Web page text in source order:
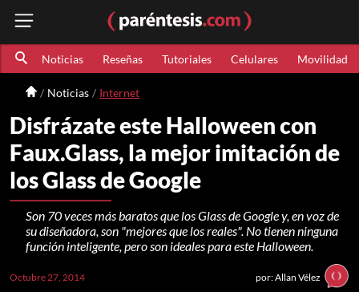
Noticias Reseñas Tutoriales Celulares Movilidad
Noticias Internet
Disfrázate este Halloween con
Faux.Glass, la mejor imitación de
los Glass de Google
Son 70 veces más baratos que los Glass de Google y, en voz de
su diseñadora, son "mejores que los reales". No tienen ninguna
función inteligente, pero son ideales para este Halloween.
Octubre 27, 2014 por: Allan Vélez